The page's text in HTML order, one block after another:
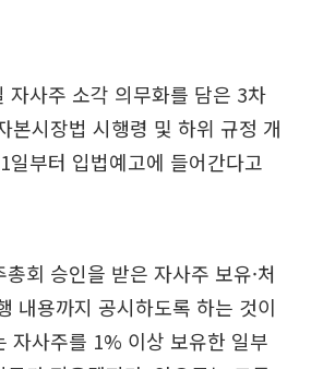
자사주 소각 의무화를 담은 3차
본시장법 시행령 및 하위 규정 개
일부터 입법예고에 들어간다고
회 승인을 받은 자사주 보유·처
내용까지 공시하도록 하는 것이
자사주를 1% 이상 보유한 일부